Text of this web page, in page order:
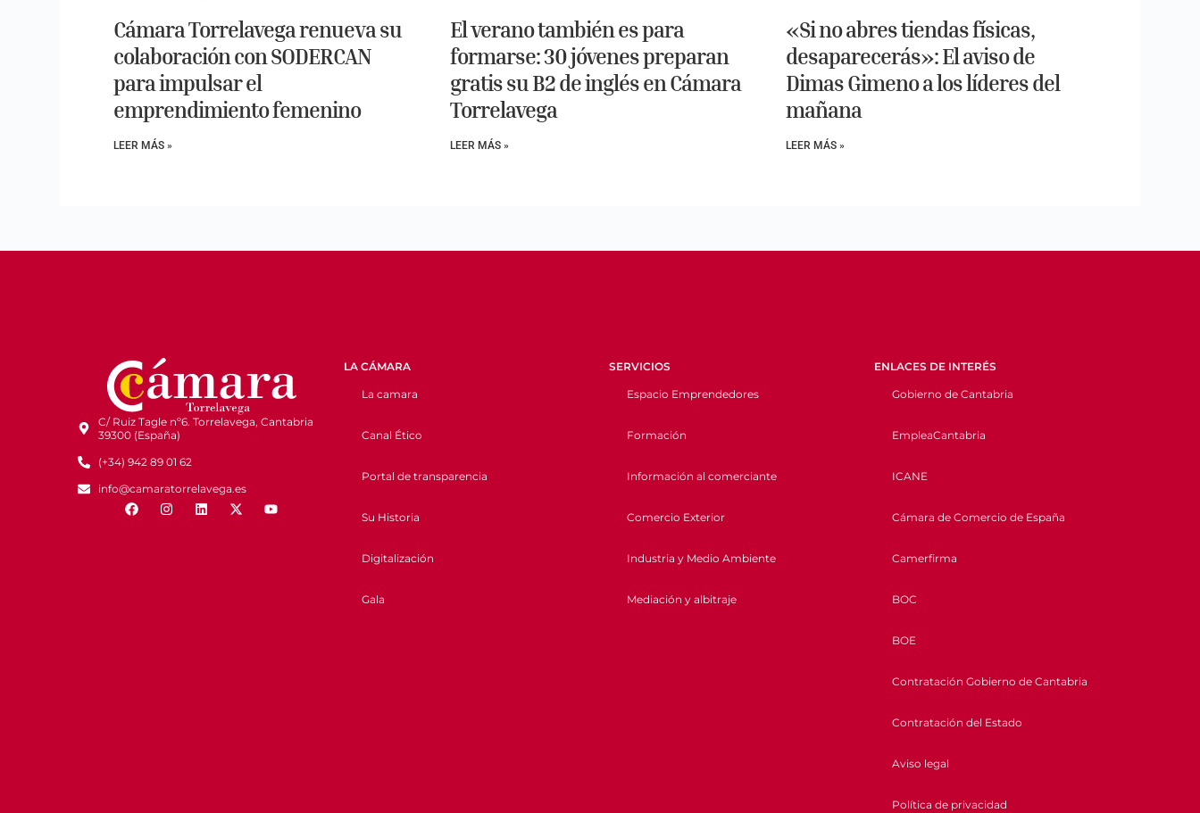
Cámara Torrelavega renueva su
colaboración con SODERCAN
para impulsar el
emprendimiento femenino
LEER MÁS »
El verano también es para
formarse: 30 jóvenes preparan
gratis su B2 de inglés en Cámara
Torrelavega
LEER MÁS »
«Si no abres tiendas físicas,
desaparecerás»: El aviso de
Dimas Gimeno a los líderes del
mañana
LEER MÁS »
C/ Ruiz Tagle nº6. Torrelavega, Cantabria
39300 (España)
(+34) 942 89 01 62
info@camaratorrelavega.es
LA CÁMARA
La camara
Canal Ético
Portal de transparencia
Su Historia
Digitalización
Gala
SERVICIOS
Espacio Emprendedores
Formación
Información al comerciante
Comercio Exterior
Industria y Medio Ambiente
Mediación y albitraje
ENLACES DE INTERÉS
Gobierno de Cantabria
EmpleaCantabria
ICANE
Cámara de Comercio de España
Camerfirma
BOC
BOE
Contratación Gobierno de Cantabria
Contratación del Estado
Aviso legal
Política de privacidad